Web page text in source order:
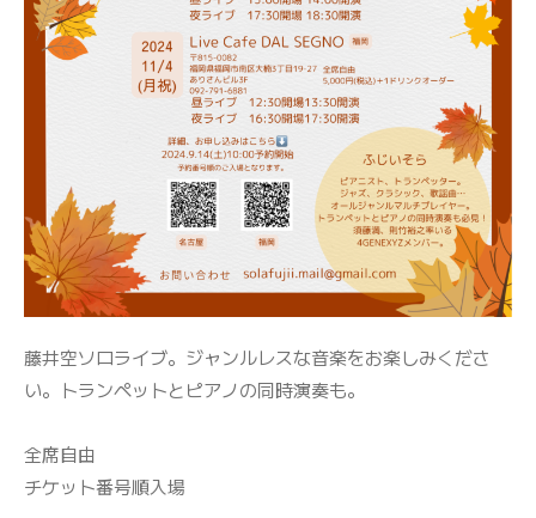
藤井空ソロライブ。ジャンルレスな音楽をお楽しみくださ
い。トランペットとピアノの同時演奏も。
全席自由
チケット番号順入場